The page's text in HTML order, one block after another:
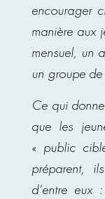
encourager
manière aux
mensuel, un
un groupe
Ce qui
que les
« public
préparent,
d’entre eux :